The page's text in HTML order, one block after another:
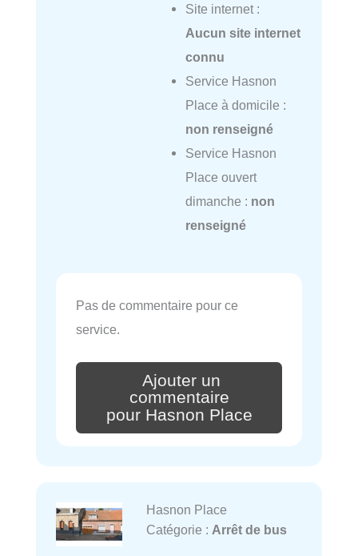
Site internet :
Aucun site internet
connu
Service Hasnon
Place à domicile :
non renseigné
Service Hasnon
Place ouvert
dimanche : non
renseigné
Pas de commentaire pour ce
service.
Ajouter un
commentaire
pour Hasnon Place
Hasnon Place
Catégorie : Arrêt de bus